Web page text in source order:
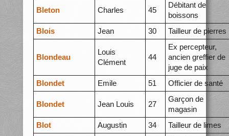
Bleton Charles 45
Débitant de
boissons
Blois
Jean 30 Tailleur de pierres
Blondeau
Louis
Clément
44
Ex percepteur,
ancien greffier de
juge de paix
Blondet
Emile 51 Officier de santé
Blondet Jean Louis 27
Garçon de
magasin
Blot
Augustin 34 Tailleur de limes